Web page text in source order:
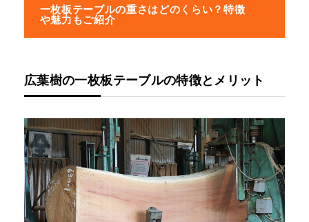
一枚板テーブルの重さはどのくらい？特徴
や魅力もご紹介
広葉樹の一枚板テーブルの特徴とメリット